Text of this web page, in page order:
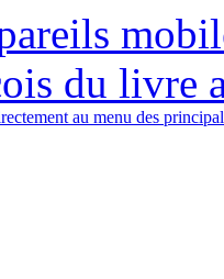
du livre
au menu des